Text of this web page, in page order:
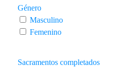
Género
Masculino
Femenino
Sacramentos completados